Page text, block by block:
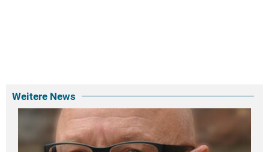
Weitere News